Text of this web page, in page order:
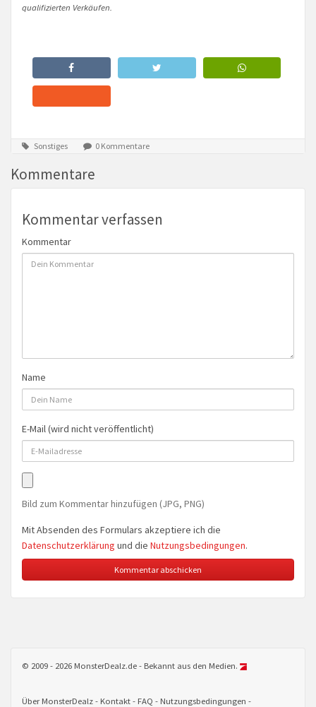
qualifizierten Verkäufen.
Sonstiges 0 Kommentare
Kommentare
Kommentar verfassen
Kommentar
Name
E-Mail (wird nicht veröffentlicht)
Bild zum Kommentar hinzufügen (JPG, PNG)
Mit Absenden des Formulars akzeptiere ich die
Datenschutzerklärung und die Nutzungsbedingungen.
© 2009 - 2026 MonsterDealz.de - Bekannt aus den Medien.
Über MonsterDealz Kontakt FAQ Nutzungsbedingungen